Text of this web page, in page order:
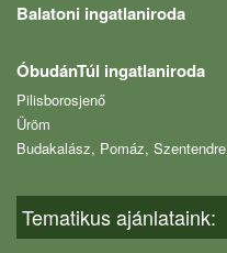
Balatoni ingatlaniroda
ÓbudánTúl ingatlaniroda
Pilisborosjenő
Üröm
Budakalász, Pomáz, Szentendre
Tematikus ajánlataink: